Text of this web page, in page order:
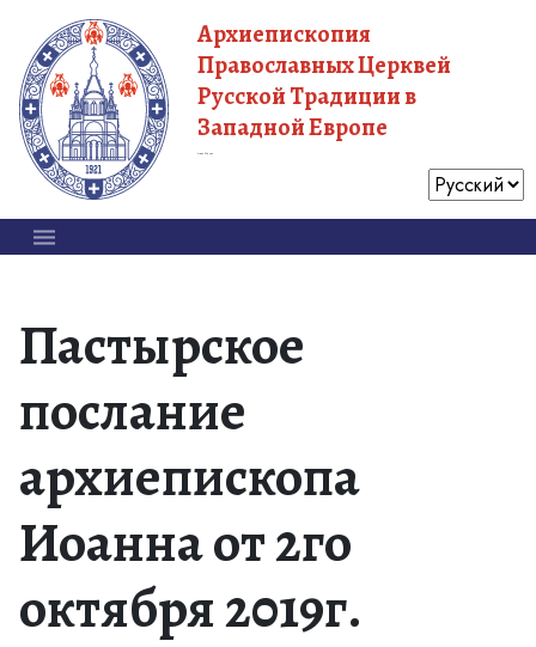
Архиепископия
Православных Церквей
Русской Традиции в
Западной Европе
Пастырское
послание
архиепископа
Иоанна от 2го
октября 2019г.